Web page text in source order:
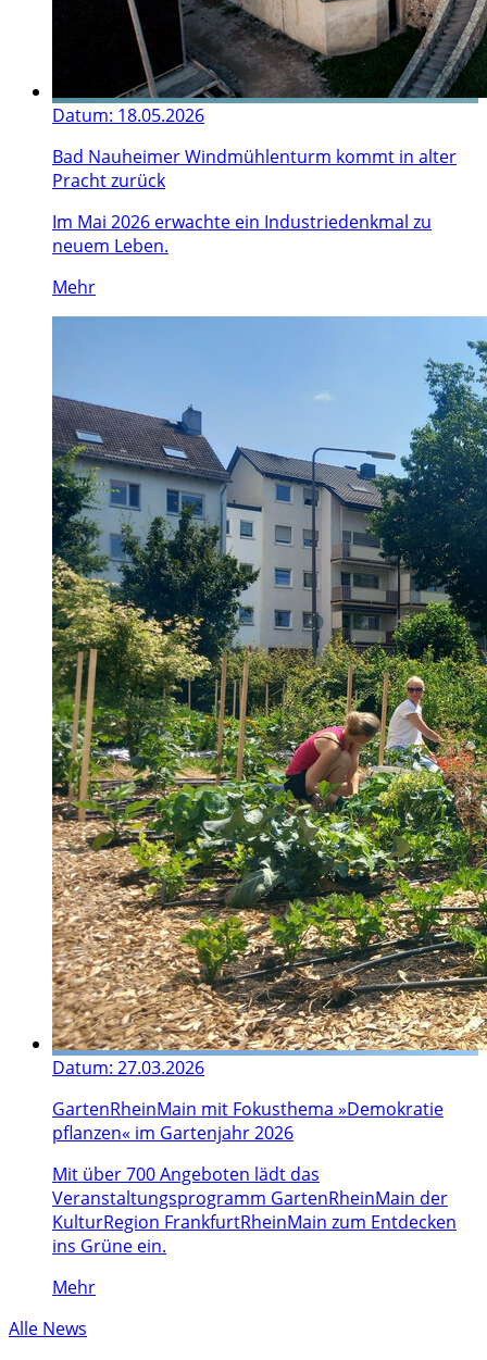
Datum: 18.05.2026
Bad Nauheimer Windmühlenturm kommt in alter
Pracht zurück
Im Mai 2026 erwachte ein Industriedenkmal zu
neuem Leben.
Mehr
Datum: 27.03.2026
GartenRheinMain mit Fo‌kusthema »Demokratie
pflanzen« im Gartenjahr 2026
Mit über 700 Angeboten lädt das
Veranstaltungsprogramm GartenRheinMain der
KulturRegion FrankfurtRheinMain zum Entdecken
ins Grüne ein.
Mehr
Alle News